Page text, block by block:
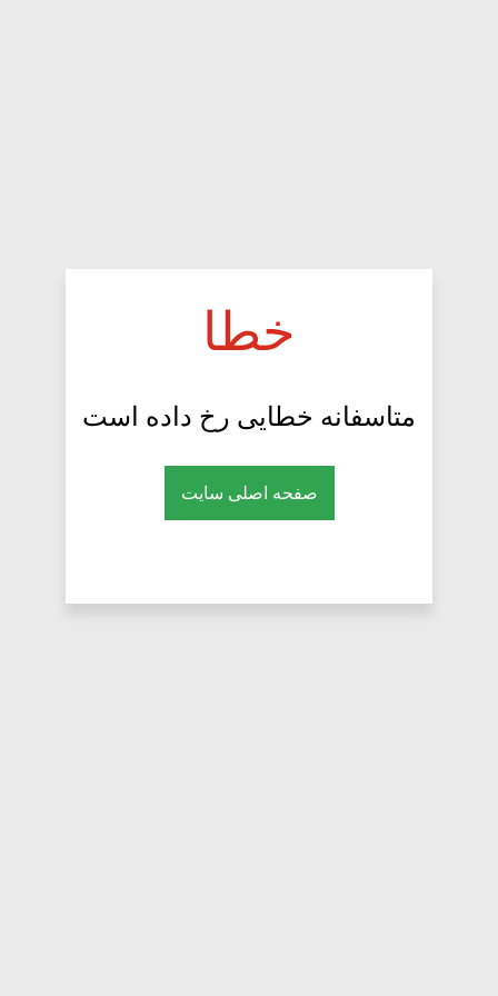
خطا
متاسفانه خطایی رخ داده است
صفحه اصلی سایت